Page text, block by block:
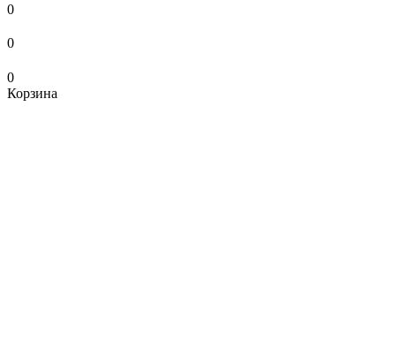
0
0
0
Корзина